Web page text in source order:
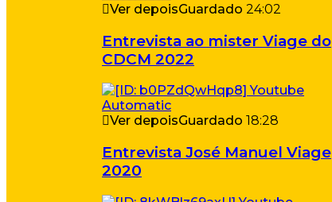
Ver depoisGuardado 24:02
Entrevista ao mister Viage do
CDCM 2022
Ver depoisGuardado 18:28
Entrevista José Manuel Viage
2020